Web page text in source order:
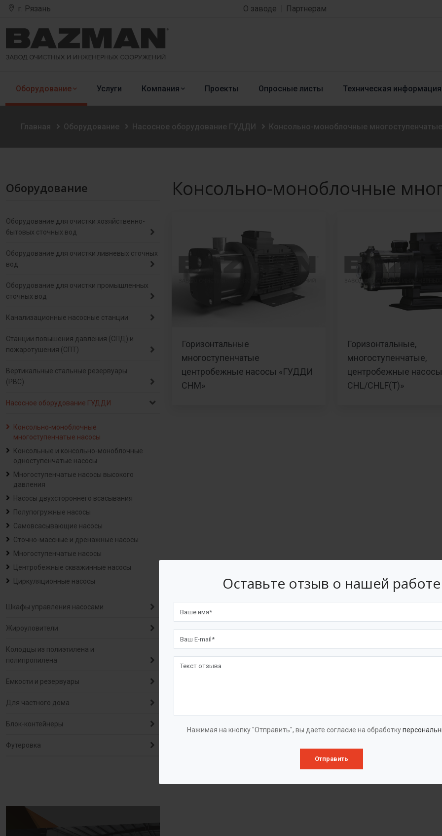
Оставьте отзыв о нашей работе
Нажимая на кнопку "Отправить", вы даете согласие на обработку
Отправить
г. Рязань О заводе Партнерам
Оборудование Услуги Компания Проекты Опросные листы Техническая информация
Главная Оборудование Насосное оборудование ГУДДИ Консольно-моноблочные
Оборудование
Оборудование для очистки хозяйственно-
бытовых сточных вод
Оборудование для очистки ливневых сточных
вод
Оборудование для очистки промышленных
сточных вод
Канализационные насосные станции
Станции повышения давления (СПД) и
пожаротушения (СПТ)
Вертикальные стальные резервуары
(РВС)
Насосное оборудование ГУДДИ
Консольно-моноблочные
многоступенчатые насосы
Консольные и консольно-моноблочные
одноступенчатые насосы
Многоступенчатые насосы высокого
давления
Насосы двухстороннего всасывания
Полупогружные насосы
Самовсасывающие насосы
Сточно-массные и дренажные насосы
Многоступенчатые насосы
Центробежные скважинные насосы
Циркуляционные насосы
Шкафы управления насосами
Жироуловители
Колодцы из полиэтилена и
полипропилена
Емкости и резервуары
Для частного дома
Блок-контейнеры
Футеровка
Консольно-моноблочные
Горизонтальные
многоступенчатые
центробежные насосы «ГУДДИ
СНМ»
Горизонтальные,
многоступенчатые,
центробежные
CHL/CHLF(Т)»